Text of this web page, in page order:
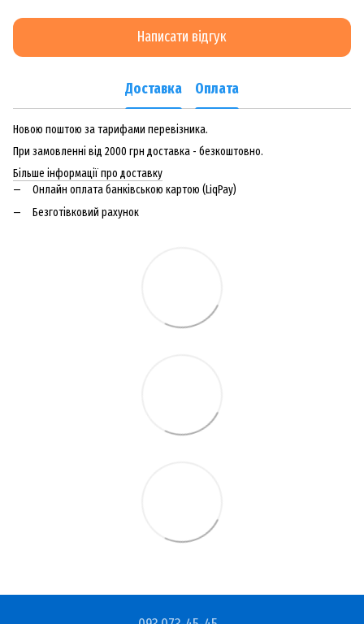
Написати відгук
Доставка Оплата
Новою поштою за тарифами перевізника.
При замовленні від 2000 грн доставка - безкоштовно.
Більше інформації про доставку
Онлайн оплата банківською картою (LiqPay)
Безготівковий рахунок